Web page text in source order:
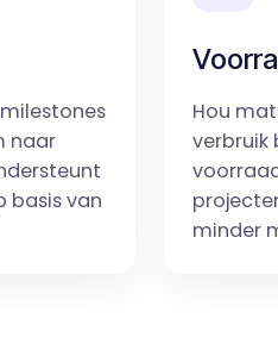
naar
basis van
Hou
verbruik
minder